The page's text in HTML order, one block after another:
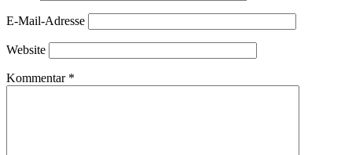
E-Mail-Adresse
Website
Kommentar *